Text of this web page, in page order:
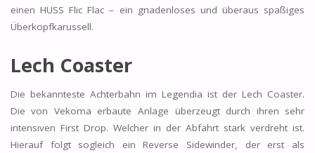
einen HUSS Flic Flac – ein gnadenloses und überaus spaßiges
Überkopfkarussell.
Lech Coaster
Die bekannteste Achterbahn im Legendia ist der Lech Coaster.
Die von Vekoma erbaute Anlage überzeugt durch ihren sehr
intensiven First Drop. Welcher in der Abfahrt stark verdreht ist.
Hierauf folgt sogleich ein Reverse Sidewinder, der erst als